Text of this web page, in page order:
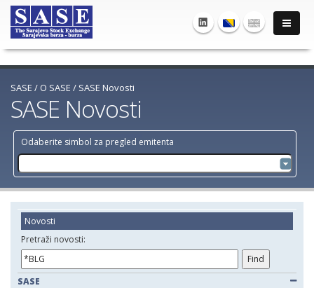
SASE / O SASE / SASE Novosti
Odaberite simbol za pregled emitenta
SASE Novosti
Novosti
Pretraži novosti:
SASE